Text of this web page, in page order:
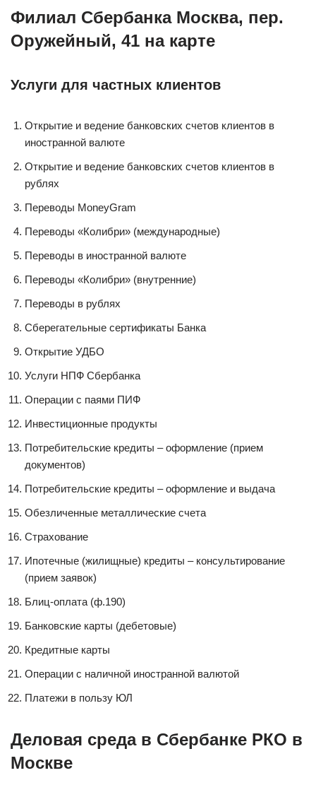
Филиал Сбербанка Москва, пер.
Оружейный, 41 на карте
Услуги для частных клиентов
Открытие и ведение банковских счетов клиентов в
иностранной валюте
Открытие и ведение банковских счетов клиентов в
рублях
Переводы MoneyGram
Переводы «Колибри» (международные)
Переводы в иностранной валюте
Переводы «Колибри» (внутренние)
Переводы в рублях
Сберегательные сертификаты Банка
Открытие УДБО
Услуги НПФ Сбербанка
Операции с паями ПИФ
Инвестиционные продукты
Потребительские кредиты – оформление (прием
документов)
Потребительские кредиты – оформление и выдача
Обезличенные металлические счета
Страхование
Ипотечные (жилищные) кредиты – консультирование
(прием заявок)
Блиц-оплата (ф.190)
Банковские карты (дебетовые)
Кредитные карты
Операции с наличной иностранной валютой
Платежи в пользу ЮЛ
Деловая среда в Сбербанке РКО в
Москве